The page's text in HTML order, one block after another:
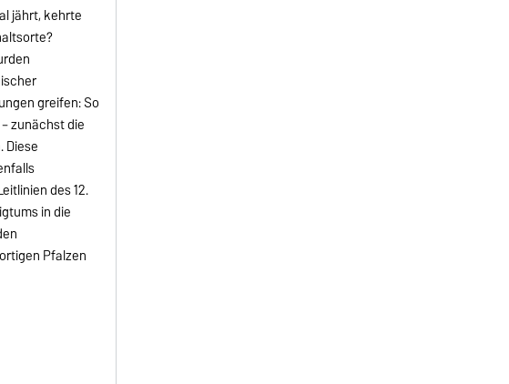
jährt, kehrte
greifen: So
zunächst die
Diese
des 12.
in die
Pfalzen